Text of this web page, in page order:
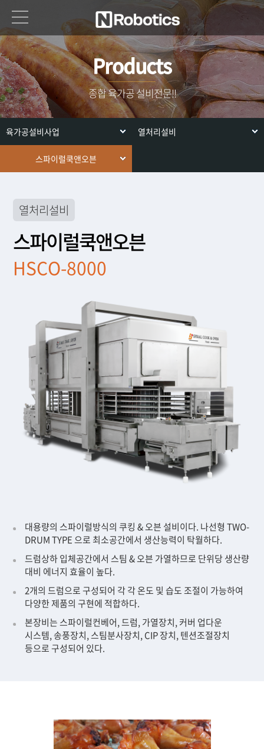
Products
종합 육가공 설비전문!!
육가공설비사업 열처리설비
스파이럴쿡앤오븐
열처리설비
스파이럴쿡앤오븐
HSCO-8000
대용량의 스파이럴방식의 쿠킹 & 오븐 설비이다. 나선형 TWO-
DRUM TYPE 으로 최소공간에서 생산능력이 탁월하다.
드럼상하 입체공간에서 스팀 & 오븐 가열하므로 단위당 생산량
대비 에너지 효율이 높다.
2개의 드럼으로 구성되어 각 각 온도 및 습도 조절이 가능하여
다양한 제품의 구현에 적합하다.
본장비는 스파이럴컨베어, 드럼, 가열장치, 커버 업다운
시스템, 송풍장치, 스팀분사장치, CIP 장치, 텐션조절장치
등으로 구성되어 있다.